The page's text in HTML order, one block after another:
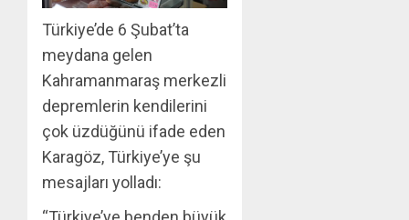
Türkiye’de 6 Şubat’ta
meydana gelen
Kahramanmaraş merkezli
depremlerin kendilerini
çok üzdüğünü ifade eden
Karagöz, Türkiye’ye şu
mesajları yolladı:​​​​​​​